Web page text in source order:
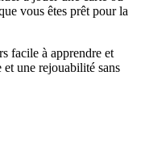
vous êtes prêt pour la
facile à apprendre et
une rejouabilité sans